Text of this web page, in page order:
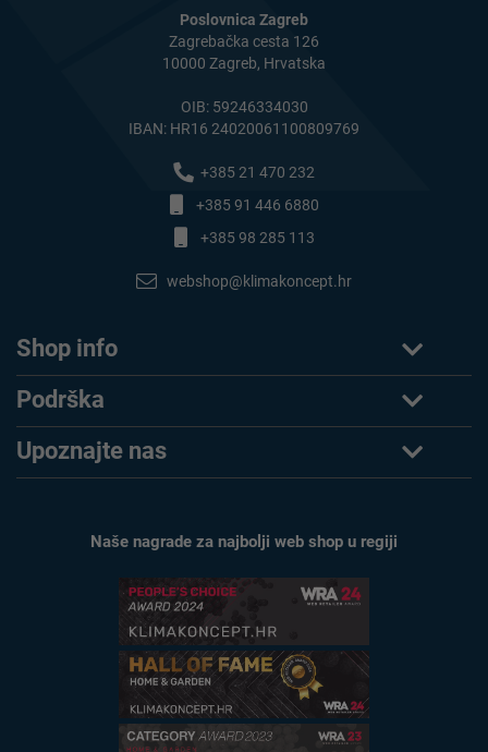
Poslovnica Zagreb
Zagrebačka cesta 126
10000 Zagreb, Hrvatska
OIB: 59246334030
IBAN: HR16 24020061100809769
+385 21 470 232
+385 91 446 6880
+385 98 285 113
webshop@klimakoncept.hr
Shop info
Podrška
Upoznajte nas
Naše nagrade za najbolji web shop u regiji